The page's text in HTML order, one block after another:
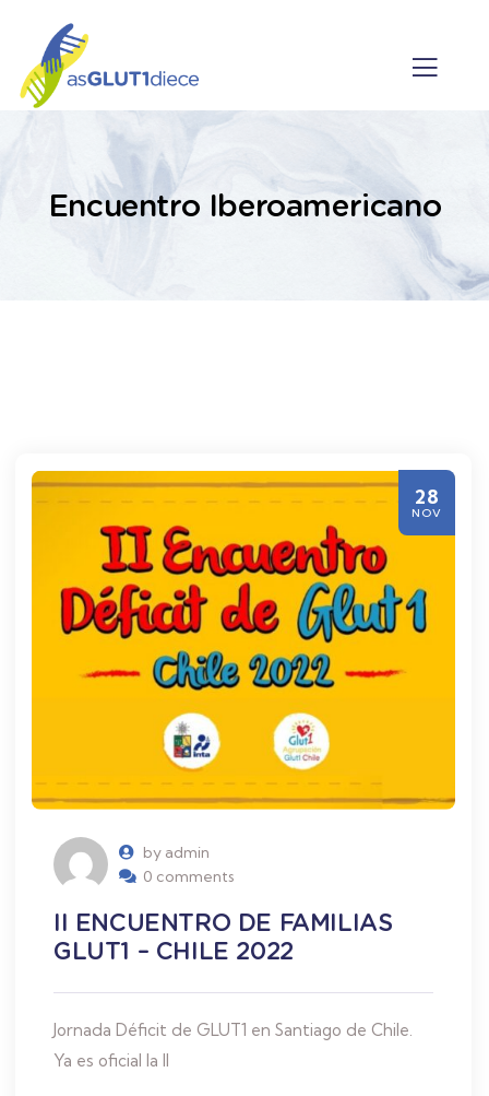
Encuentro Iberoamericano
by admin
0 comments
II ENCUENTRO DE FAMILIAS
GLUT1 – CHILE 2022
Jornada Déficit de GLUT1 en Santiago de Chile.
Ya es oficial la II
28
NOV